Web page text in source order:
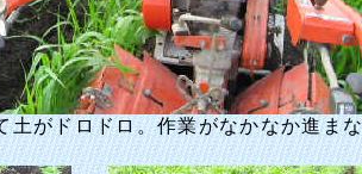
土がドロドロ。作業がなかなか進ま